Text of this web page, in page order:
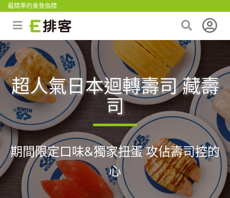
最精準的美食指標
超人氣日本迴轉壽司 藏壽
司
期間限定口味&獨家扭蛋 攻佔壽司控的
心